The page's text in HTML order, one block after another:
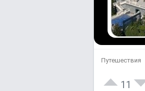
Путешествия
11